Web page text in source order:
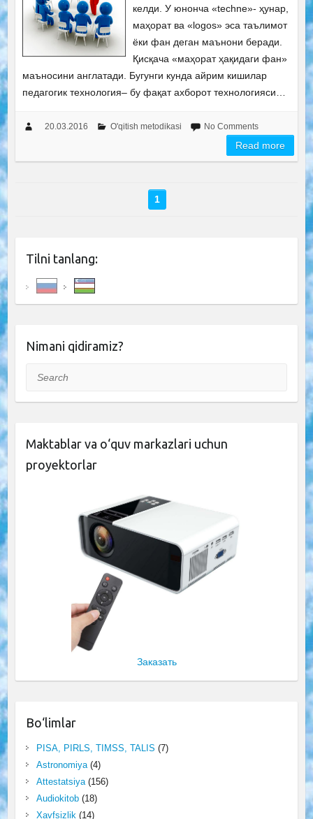
келди. У юнонча «techne»- ҳунар,
маҳорат ва «logos» эса таълимот
ёки фан деган маънони беради.
Қисқача «маҳорат ҳақидаги фан»
маъносини англатади. Бугунги кунда айрим кишилар
педагогик технология– бу фақат ахборот технологияси…
20.03.2016 O'qitish metodikasi No Comments
Read more
1
Tilni tanlang:
Nimani qidiramiz?
Search
Maktablar va o‘quv markazlari uchun
proyektorlar
Заказать
Bo‘limlar
PISA, PIRLS, TIMSS, TALIS (7)
Astronomiya(4)
Attestatsiya(156)
Audiokitob(18)
Xavfsizlik(14)